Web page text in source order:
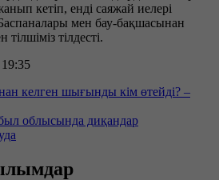
кетіп, енді саяжай иелері
мен бау-бақшасынан
тілдесті.
келген шығынды кім өтейді? –
облысында диқандар